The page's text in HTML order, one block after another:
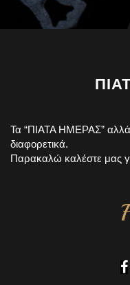
Τα “ΠΙΑΤΑ ΗΜΕΡΑΣ”
διαφορετικά.
Παρακαλώ καλέστε μας